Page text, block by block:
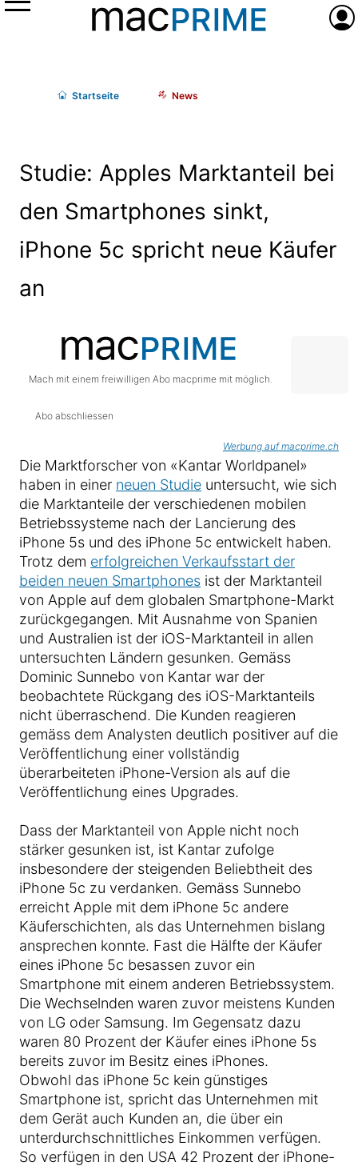
Menü
Startseite News
Studie: Apples Marktanteil bei
den Smartphones sinkt,
iPhone 5c spricht neue Käufer
an
Mach mit einem freiwilligen Abo macprime mit möglich.
Abo abschliessen
Werbung auf macprime.ch
Die Marktforscher von «Kantar Worldpanel»
haben in einer neuen Studie untersucht, wie sich
die Marktanteile der verschiedenen mobilen
Betriebssysteme nach der Lancierung des
iPhone 5s und des iPhone 5c entwickelt haben.
Trotz dem erfolgreichen Verkaufsstart der
beiden neuen Smartphones ist der Marktanteil
von Apple auf dem globalen Smartphone-Markt
zurückgegangen. Mit Ausnahme von Spanien
und Australien ist der iOS-Marktanteil in allen
untersuchten Ländern gesunken. Gemäss
Dominic Sunnebo von Kantar war der
beobachtete Rückgang des iOS-Marktanteils
nicht überraschend. Die Kunden reagieren
gemäss dem Analysten deutlich positiver auf die
Veröffentlichung einer vollständig
überarbeiteten iPhone-Version als auf die
Veröffentlichung eines Upgrades.
Dass der Marktanteil von Apple nicht noch
stärker gesunken ist, ist Kantar zufolge
insbesondere der steigenden Beliebtheit des
iPhone 5c zu verdanken. Gemäss Sunnebo
erreicht Apple mit dem iPhone 5c andere
Käuferschichten, als das Unternehmen bislang
ansprechen konnte. Fast die Hälfte der Käufer
eines iPhone 5c besassen zuvor ein
Smartphone mit einem anderen Betriebssystem.
Die Wechselnden waren zuvor meistens Kunden
von LG oder Samsung. Im Gegensatz dazu
waren 80 Prozent der Käufer eines iPhone 5s
bereits zuvor im Besitz eines iPhones.
Obwohl das iPhone 5c kein günstiges
Smartphone ist, spricht das Unternehmen mit
dem Gerät auch Kunden an, die über ein
unterdurchschnittliches Einkommen verfügen.
So verfügen in den USA 42 Prozent der iPhone-